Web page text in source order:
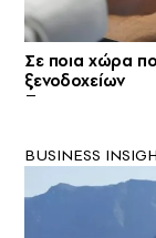
Σε ποια χώρα
ξενοδοχείων
BUSINESS